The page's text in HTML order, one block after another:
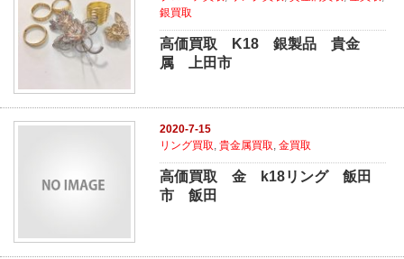
銀買取
高価買取 K18 銀製品 貴金
属 上田市
2020-7-15
リング買取,貴金属買取,金買取
高価買取 金 k18リング 飯田
市 飯田